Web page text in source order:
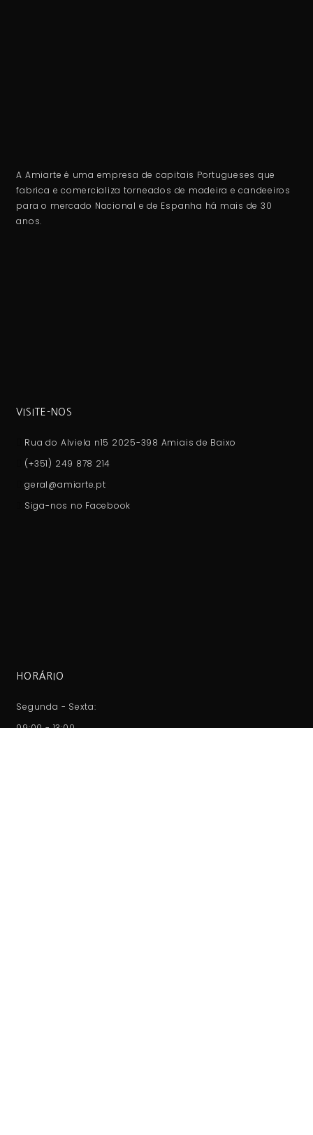
A Amiarte é uma empresa de capitais Portugueses que
fabrica e comercializa torneados de madeira e candeeiros
para o mercado Nacional e de Espanha há mais de 30
anos.
VISITE-NOS
Rua do Alviela n15 2025-398 Amiais de Baixo
(+351) 249 878 214
geral@amiarte.pt
Siga-nos no Facebook
HORÁRIO
Segunda - Sexta:
09:00 - 13:00